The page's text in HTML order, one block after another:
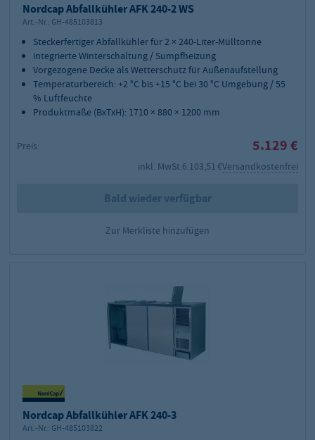
Nordcap Abfallkühler AFK 240-2 WS
Art.-Nr.: GH-485103813
Steckerfertiger Abfallkühler für 2 × 240-Liter-Mülltonne
integrierte Winterschaltung / Sumpfheizung
Vorgezogene Decke als Wetterschutz für Außenaufstellung
Temperaturbereich: +2 °C bis +15 °C bei 30 °C Umgebung / 55
% Luftfeuchte
Produktmaße (BxTxH): 1710 × 880 × 1200 mm
Preis: 5.129 €
inkl. MwSt.6.103,51 €Versandkostenfrei
Bald wieder verfügbar
Zur Merkliste hinzufügen
Nordcap Abfallkühler AFK 240-3
Art.-Nr.: GH-485103822